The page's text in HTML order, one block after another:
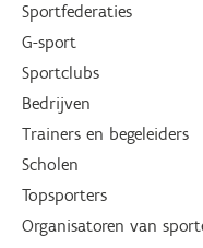
Sportfederaties
G-sport
Sportclubs
Bedrijven
Trainers en begeleiders
Scholen
Topsporters
Organisatoren van